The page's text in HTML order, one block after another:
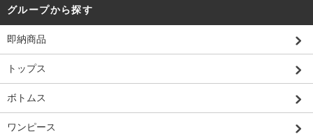
グループから探す
即納商品
トップス
ボトムス
ワンピース